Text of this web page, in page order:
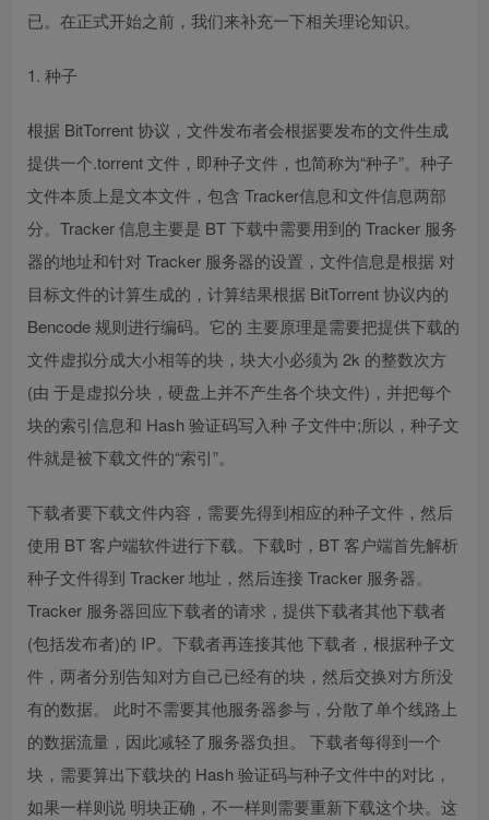
已。在正式开始之前，我们来补充一下相关理论知识。
1. 种子
根据 BitTorrent 协议，文件发布者会根据要发布的文件生成
提供一个.torrent 文件，即种子文件，也简称为“种子”。种子
文件本质上是文本文件，包含 Tracker信息和文件信息两部
分。Tracker 信息主要是 BT 下载中需要用到的 Tracker 服务
器的地址和针对 Tracker 服务器的设置，文件信息是根据 对
目标文件的计算生成的，计算结果根据 BitTorrent 协议内的
Bencode 规则进行编码。它的 主要原理是需要把提供下载的
文件虚拟分成大小相等的块，块大小必须为 2k 的整数次方
(由 于是虚拟分块，硬盘上并不产生各个块文件)，并把每个
块的索引信息和 Hash 验证码写入种 子文件中;所以，种子文
件就是被下载文件的“索引”。
下载者要下载文件内容，需要先得到相应的种子文件，然后
使用 BT 客户端软件进行下载。下载时，BT 客户端首先解析
种子文件得到 Tracker 地址，然后连接 Tracker 服务器。
Tracker 服务器回应下载者的请求，提供下载者其他下载者
(包括发布者)的 IP。下载者再连接其他 下载者，根据种子文
件，两者分别告知对方自己已经有的块，然后交换对方所没
有的数据。 此时不需要其他服务器参与，分散了单个线路上
的数据流量，因此减轻了服务器负担。 下载者每得到一个
块，需要算出下载块的 Hash 验证码与种子文件中的对比，
如果一样则说 明块正确，不一样则需要重新下载这个块。这